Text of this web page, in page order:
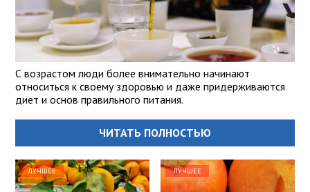
С возрастом люди более внимательно начинают
относиться к своему здоровью и даже придерживаются
диет и основ правильного питания.
ЧИТАТЬ ПОЛНОСТЬЮ
ЛУЧШЕЕ ЛУЧШЕЕ